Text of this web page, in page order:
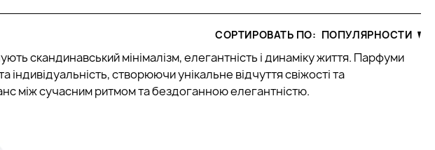
СОРТИРОВАТЬ ПО: ПОПУЛЯРНОСТИ
скандинавський мінімалізм, елегантність і динаміку життя. Парфуми
створюючи унікальне відчуття свіжості та
між сучасним ритмом та бездоганною елегантністю.